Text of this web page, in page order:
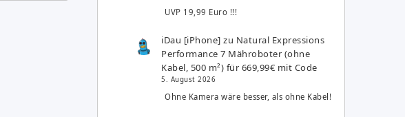
UVP 19,99 Euro !!!
iDau [iPhone] zu Natural Expressions
Performance 7 Mähroboter (ohne
Kabel, 500 m²) für 669,99€ mit Code
5. August 2026
Ohne Kamera wäre besser, als ohne Kabel!